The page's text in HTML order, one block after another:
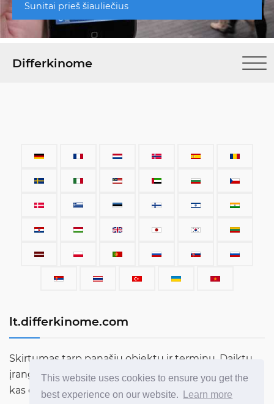
This website uses cookies to ensure you get the
best experience on our website.
Learn more
Sunitai prieš šiauliečius
Differkinome
lt.differkinome.com
Skirtumas tarp panašių objektų ir terminų. Daiktų,
įrangos, automobilių, terminų, žmonių ir viso kito,
kas egzistuoja šiame pasaulyje, palyginimas.